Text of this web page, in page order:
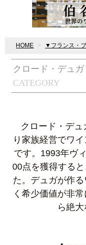
HOME ▼フランス・
CATEGORY
クロード・デュガ
クロード・デ
り家族経営でワ
です。1993年ヴ
00点を獲得する
た。デュガが作
く希少価値が非
ら絶